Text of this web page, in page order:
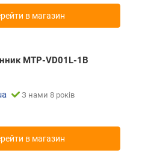
в магазин
MTP-VD01L-1B
З нами 8 років
в магазин